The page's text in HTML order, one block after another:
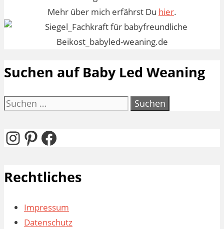
Mehr über mich erfährst Du hier.
Suchen auf Baby Led Weaning
Suchen
Instagram
Pinterest
Facebook
Rechtliches
Impressum
Datenschutz